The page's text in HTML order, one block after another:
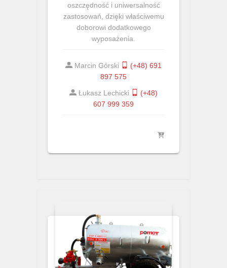
oszczędność i uniwersalność
zastosowań, dzięki właściwemu
doborowi dodatkowego
wyposażenia.
Marcin Górski
(+48) 691
897 575
Łukasz Lechicki
(+48)
607 999 359